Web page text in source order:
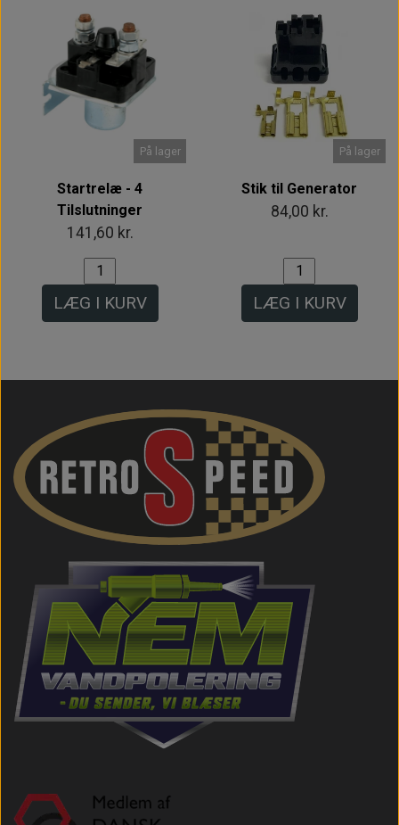
På lager
Startrelæ - 4
Tilslutninger
141,60 kr.
LÆG I KURV
På lager
Stik til Generator
84,00 kr.
LÆG I KURV